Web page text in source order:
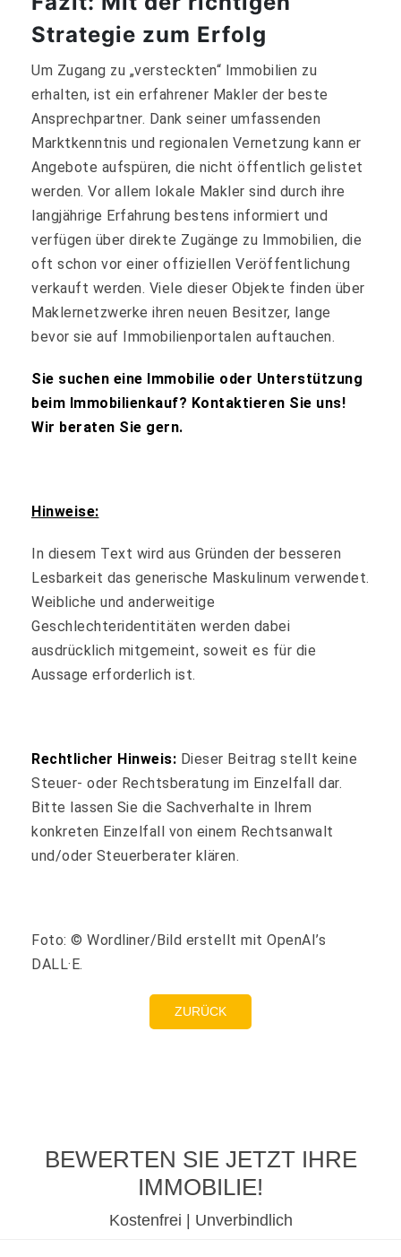
Strategie zum Erfolg
Um Zugang zu „versteckten“ Immobilien zu
erhalten, ist ein erfahrener Makler der beste
Ansprechpartner. Dank seiner umfassenden
Marktkenntnis und regionalen Vernetzung kann er
Angebote aufspüren, die nicht öffentlich gelistet
werden. Vor allem lokale Makler sind durch ihre
langjährige Erfahrung bestens informiert und
verfügen über direkte Zugänge zu Immobilien, die
oft schon vor einer offiziellen Veröffentlichung
verkauft werden. Viele dieser Objekte finden über
Maklernetzwerke ihren neuen Besitzer, lange
bevor sie auf Immobilienportalen auftauchen.
Sie suchen eine Immobilie oder Unterstützung
beim Immobilienkauf? Kontaktieren Sie uns!
Wir beraten Sie gern.
Hinweise:
In diesem Text wird aus Gründen der besseren
Lesbarkeit das generische Maskulinum verwendet.
Weibliche und anderweitige
Geschlechteridentitäten werden dabei
ausdrücklich mitgemeint, soweit es für die
Aussage erforderlich ist.
Rechtlicher Hinweis: Dieser Beitrag stellt keine
Steuer- oder Rechtsberatung im Einzelfall dar.
Bitte lassen Sie die Sachverhalte in Ihrem
konkreten Einzelfall von einem Rechtsanwalt
und/oder Steuerberater klären.
Foto: © Wordliner/Bild erstellt mit OpenAI’s
DALL·E.
ZURÜCK
BEWERTEN SIE JETZT IHRE
IMMOBILIE!
Kostenfrei | Unverbindlich